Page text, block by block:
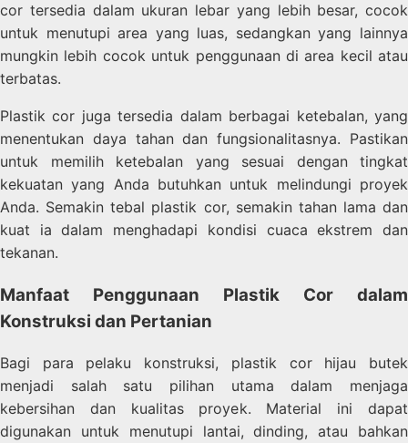
cor tersedia dalam ukuran lebar yang lebih besar, cocok
untuk menutupi area yang luas, sedangkan yang lainnya
mungkin lebih cocok untuk penggunaan di area kecil atau
terbatas.
Plastik cor juga tersedia dalam berbagai ketebalan, yang
menentukan daya tahan dan fungsionalitasnya. Pastikan
untuk memilih ketebalan yang sesuai dengan tingkat
kekuatan yang Anda butuhkan untuk melindungi proyek
Anda. Semakin tebal plastik cor, semakin tahan lama dan
kuat ia dalam menghadapi kondisi cuaca ekstrem dan
tekanan.
Manfaat Penggunaan Plastik Cor dalam
Konstruksi dan Pertanian
Bagi para pelaku konstruksi, plastik cor hijau butek
menjadi salah satu pilihan utama dalam menjaga
kebersihan dan kualitas proyek. Material ini dapat
digunakan untuk menutupi lantai, dinding, atau bahkan